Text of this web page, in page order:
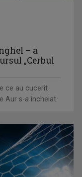
şi-a
– a
„Cerbul
ce au cucerit
Aur s-a încheiat.